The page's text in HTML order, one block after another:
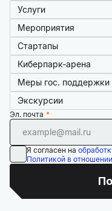
Услуги
Мероприятия
Стартапы
Киберпарк-арена
Меры гос. поддержки
Экскурсии
Эл. почта
Я согласен на
Политикой в